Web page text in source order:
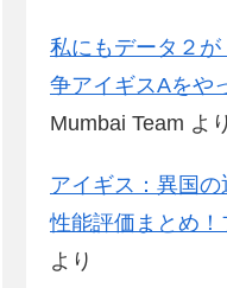
私にもデータ２
争アイギスAをや
Mumbai Team より
アイギス：異国の
性能評価まとめ
より